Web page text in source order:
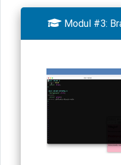
 Modul #3: